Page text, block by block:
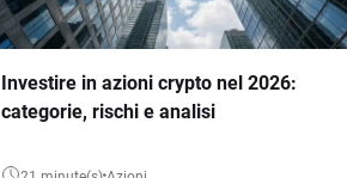
Investire in azioni crypto nel 2026:
categorie, rischi e analisi